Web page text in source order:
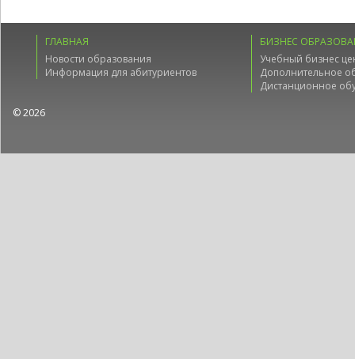
ГЛАВНАЯ
Новости образования
Информация для абитуриентов
БИЗНЕС
Учебный бизнес
Дополнительное
Дистанционное
© 2026